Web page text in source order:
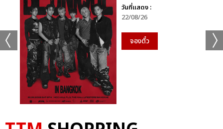
วันที่แสดง :
22/08/26
จองตั๋ว